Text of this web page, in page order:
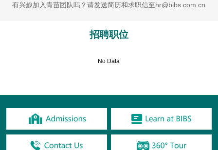
有兴趣加入青苗团队吗？请发送简历和求职信至hr@bibs.com.cn
招聘职位
No Data